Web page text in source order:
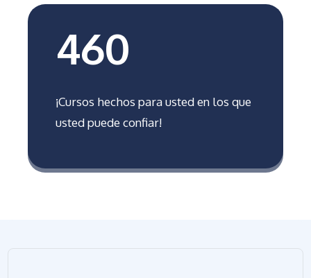
460
¡Cursos hechos para usted en los que
usted puede confiar!